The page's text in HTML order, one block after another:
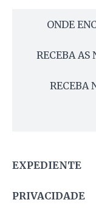
ONDE
RECEBA AS
RECEBA
EXPEDIENTE
PRIVACIDADE